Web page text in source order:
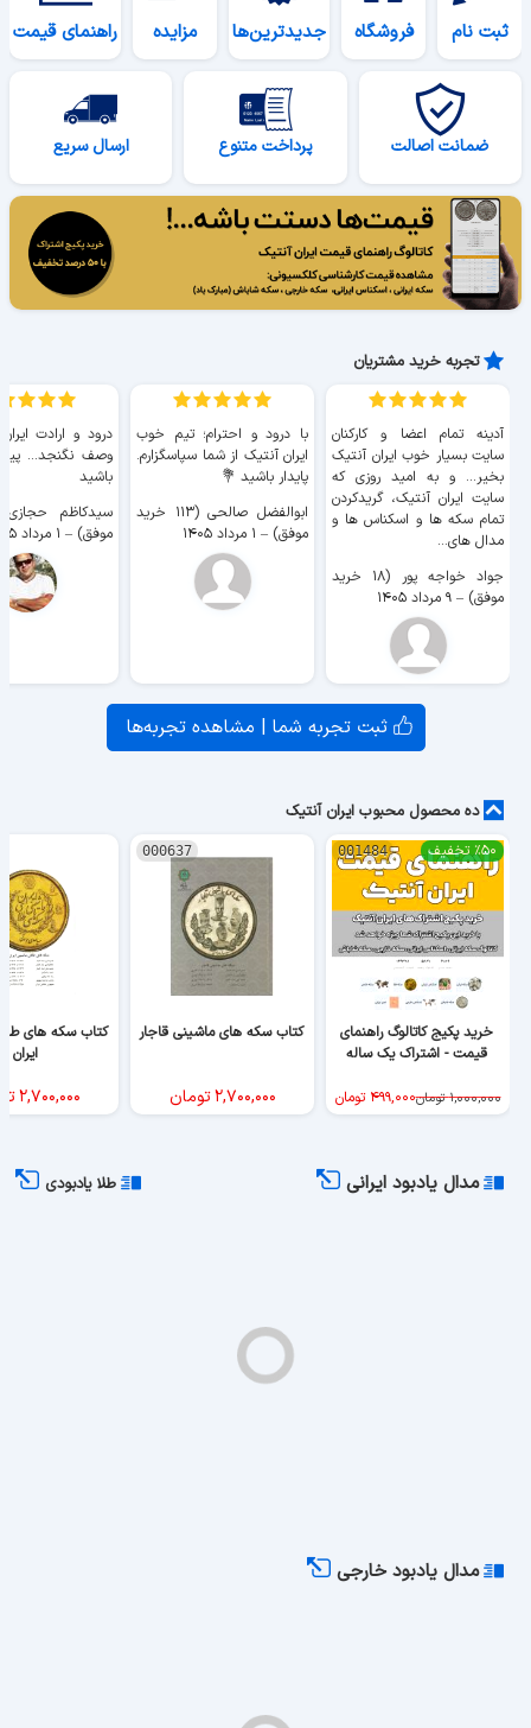
ثبت نام فروشگاه جدیدترین‌ها مزایده راهنمای قیمت
ضمانت اصالت پرداخت متنوع ارسال سریع
تجربه خرید مشتریان
آدینه تمام اعضا و کارکنان
سایت بسیار خوب ايران آنتیک
بخیر... و به امید روزی که
سایت ايران آنتیک، گریدکردن
تمام سکه ها و اسکناس ها و
مدال های...
جواد خواجه پور (۱۸ خرید
موفق) – ۹ مرداد ۱۴۰۵
با درود و احترام؛ تیم خوب
ایران آنتیک از شما سپاسگزارم.
پایدار باشید 💐
ابوالفضل صالحی (۱۱۳ خرید
موفق) – ۱ مرداد ۱۴۰۵
درود و ارادت
وصف نگنجد...
باشید
موفق) – ۱ مرداد ۱۴۰۵
ثبت تجربه شما | مشاهده تجربه‌ها
ده محصول محبوب ایران آنتیک
001484
خرید پکیج کاتالوگ راهنمای
قیمت - اشتراک یک ساله
٪۵۰ تخفیف
۱,۰۰۰,۰۰۰ تومان۴۹۹,۰۰۰ تومان
000637
کتاب سکه های ماشینی قاجار
۲,۷۰۰,۰۰۰تومان
کتاب سکه های
ایران
۲,۷۰۰,۰۰۰
مدال یادبود ایرانی طلا یادبودی
مدال یادبود خارجی